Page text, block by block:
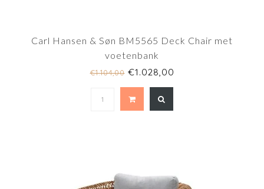
Carl Hansen & Søn BM5565 Deck Chair met
voetenbank
€1.104,00€1.028,00